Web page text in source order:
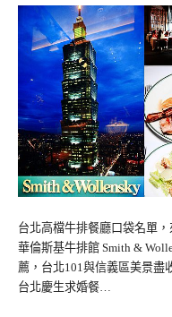
台北高檔牛排餐廳口袋名單
華倫斯基牛排館 Smith &
薦，台北101與信義區美景盡
台北慶生求婚餐…